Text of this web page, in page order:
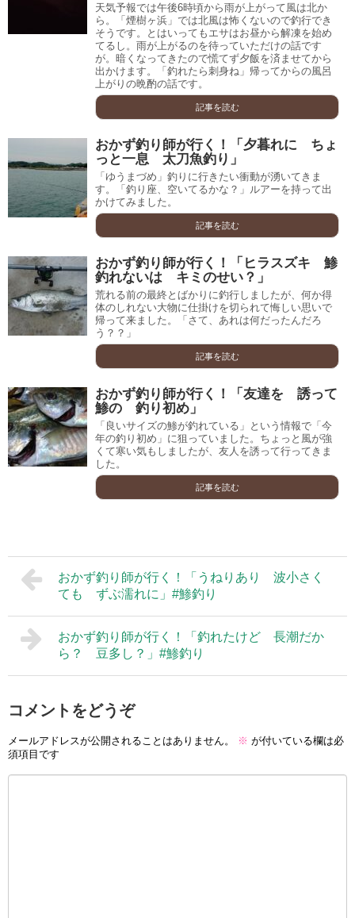
天気予報では午後6時頃から雨が上がって風は北か
ら。「煙樹ヶ浜」では北風は怖くないので釣行でき
そうです。とはいってもエサはお昼から解凍を始め
てるし。雨が上がるのを待っていただけの話です
が。暗くなってきたので慌てず夕飯を済ませてから
出かけます。「釣れたら刺身ね」帰ってからの風呂
上がりの晩酌の話です。
記事を読む
おかず釣り師が行く！「夕暮れに ちょ
っと一息 太刀魚釣り」
「ゆうまづめ」釣りに行きたい衝動が湧いてきま
す。「釣り座、空いてるかな？」ルアーを持って出
かけてみました。
記事を読む
おかず釣り師が行く！「ヒラスズキ 鯵
釣れないは キミのせい？」
荒れる前の最終とばかりに釣行しましたが、何か得
体のしれない大物に仕掛けを切られて悔しい思いで
帰って来ました。「さて、あれは何だったんだろ
う？？」
記事を読む
おかず釣り師が行く！「友達を 誘って
鯵の 釣り初め」
「良いサイズの鯵が釣れている」という情報で「今
年の釣り初め」に狙っていました。ちょっと風が強
くて寒い気もしましたが、友人を誘って行ってきま
した。
記事を読む
おかず釣り師が行く！「うねりあり 波小さく
ても ずぶ濡れに」#鯵釣り
おかず釣り師が行く！「釣れたけど 長潮だか
ら？ 豆多し？」#鯵釣り
コメントをどうぞ
メールアドレスが公開されることはありません。 ※ が付いている欄は必
須項目です